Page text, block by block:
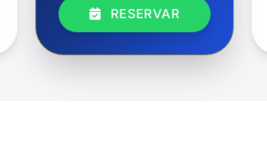
RESERVAR